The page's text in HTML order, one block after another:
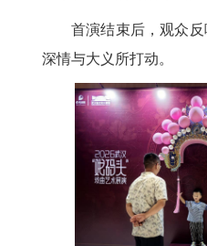
首演结束后，观众
深情与大义所打动。